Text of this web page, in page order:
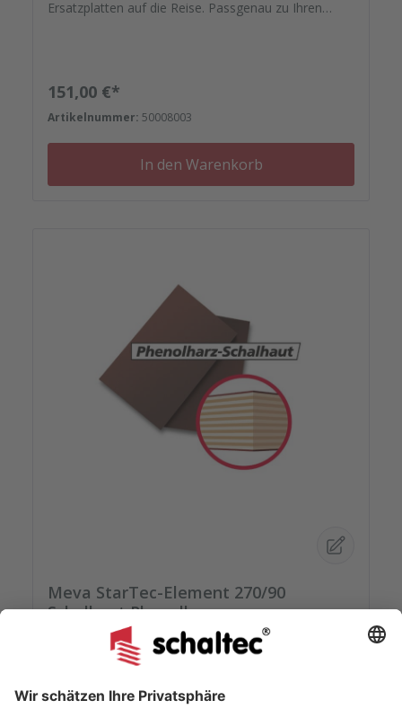
Ersatzplatten auf die Reise. Passgenau zu Ihren
Nieten, Schrauben, Kunststoffeinsätzen bis zu
Reparaturplättchen.
Regulärer Preis:
151,00 €*
Artikelnummer: 50008003
In den Warenkorb
Meva StarTec-Element 270/90
Schalhaut Phenolharz
Die Phenolharz-Schalhaut ist mit 220-240 g/m²
Phenolharz beschichtet, auf hochwertiger
kreuzverleimter Birkenplatte.Mit speziellem
Schutzlack versiegelt geht Ihre montagefertige